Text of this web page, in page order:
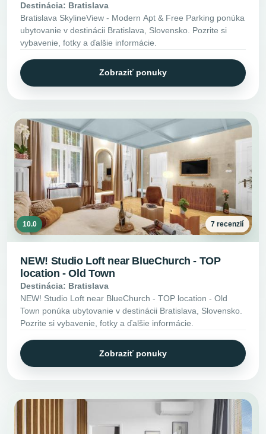
Destinácia: Bratislava
Bratislava SkylineView - Modern Apt & Free Parking ponúka
ubytovanie v destinácii Bratislava, Slovensko. Pozrite si
vybavenie, fotky a ďalšie informácie.
Zobraziť ponuky
10.0 7 recenzií
NEW! Studio Loft near BlueChurch - TOP
location - Old Town
Destinácia: Bratislava
NEW! Studio Loft near BlueChurch - TOP location - Old
Town ponúka ubytovanie v destinácii Bratislava, Slovensko.
Pozrite si vybavenie, fotky a ďalšie informácie.
Zobraziť ponuky